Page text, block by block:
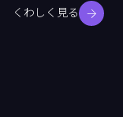
くわしく見る